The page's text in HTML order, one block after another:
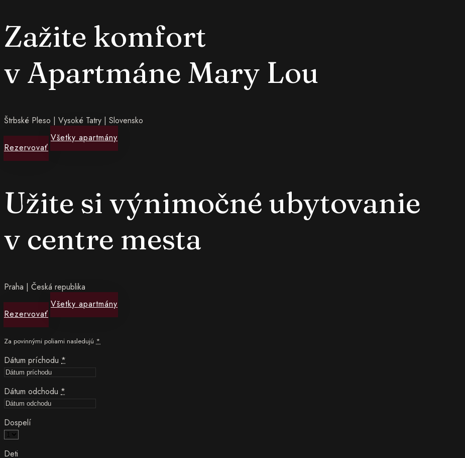
Zažite komfort
v Apartmáne Mary Lou
Štrbské Pleso | Vysoké Tatry | Slovensko
Rezervovať
Všetky apartmány
Užite si výnimočné ubytovanie
v centre mesta
Praha | Česká republika
Rezervovať
Všetky apartmány
Za povinnými poliami nasledujú *
Dátum príchodu *
Dátum odchodu *
Dospelí
Deti